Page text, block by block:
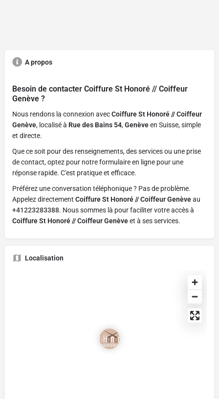
A propos
Besoin de contacter Coiffure St Honoré // Coiffeur
Genève ?
Nous rendons la connexion avecCoiffure St Honoré // Coiffeur
Genève, localisé à Rue des Bains 54,Genèveen Suisse, simple
et directe.
Que ce soit pour des renseignements, des services ou une prise
de contact, optez pour notre formulaire en ligne pour une
réponse rapide. C'est pratique et efficace.
Préférez une conversation téléphonique ? Pas de problème.
Appelez directement Coiffure St Honoré // Coiffeur Genèveau
+41223283388. Nous sommes là pour faciliter votre accès à
Coiffure St Honoré // Coiffeur Genèveet à ses services.
Localisation